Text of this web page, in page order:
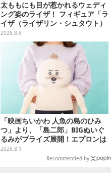
太ももにも目が惹かれるウェディ
ング姿のライザ！ フィギュア「ラ
イザ（ライザリン・シュタウト）
ウェディングStyle」が8月7日よ
り予約受付開始
2026.8.6
「映画ちいかわ 人魚の島のひみ
つ」より、「島二郎」BIGぬいぐ
るみがプライズ展開！エプロンは
ポケット付き
2026.8.1
Recommended by